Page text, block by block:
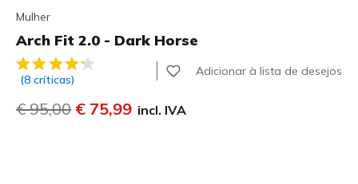
Mulher
Arch Fit 2.0 - Dark Horse
4$5 de 5 – Classificação do cliente
(8 críticas)
Adicionar à lista de desejos
Preço com desconto de
€ 95,00 para
€ 75,99 incl. IVA